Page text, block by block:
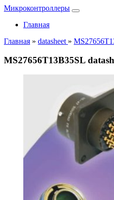
Микроконтроллеры
Главная
Главная » datasheet »
MS27656T13B35SL